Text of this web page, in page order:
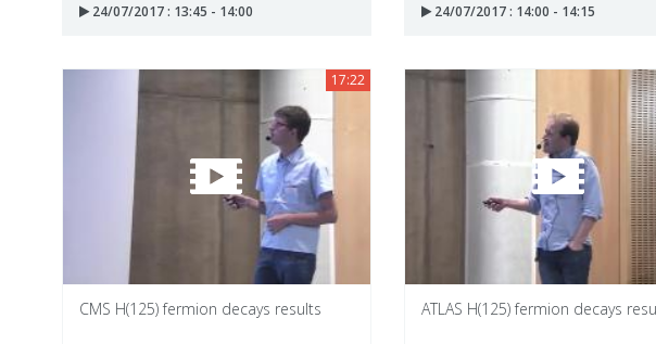
24/07/2017 : 13:45 - 14:00 24/07/2017 : 14:00 - 14:15
17:22
CMS H(125) fermion decays results ATLAS H(125) fermion decays